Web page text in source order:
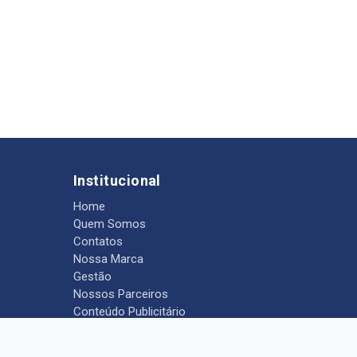
Institucional
Home
Quem Somos
Contatos
Nossa Marca
Gestão
Nossos Parceiros
Conteúdo Publicitário